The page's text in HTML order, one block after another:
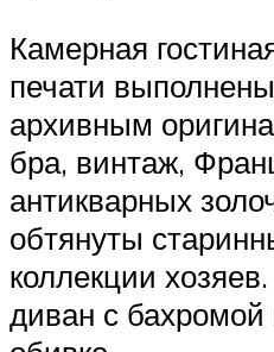
Камерная
печати
архивным
бра, винтаж,
антикварных
обтянуты
коллекции
диван с